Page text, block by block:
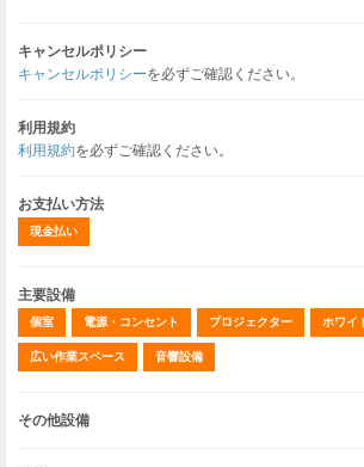
キャンセルポリシー
キャンセルポリシーを必ずご確認ください。
利用規約
利用規約を必ずご確認ください。
お支払い方法
現金払い
主要設備
個室 電源・コンセント プロジェクター ホワイ
広い作業スペース 音響設備
その他設備